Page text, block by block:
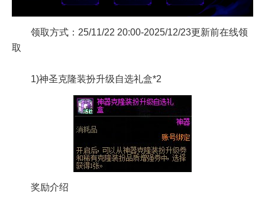
领取方式：25/11/22 20:00-2025/12/23更新前在线领
取
1)神圣克隆装扮升级自选礼盒*2
奖励介绍